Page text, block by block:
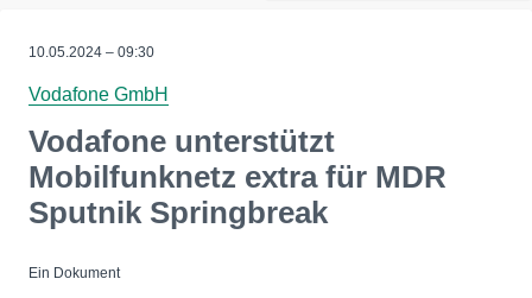
10.05.2024 – 09:30
Vodafone GmbH
Vodafone unterstützt
Mobilfunknetz extra für MDR
Sputnik Springbreak
Ein Dokument